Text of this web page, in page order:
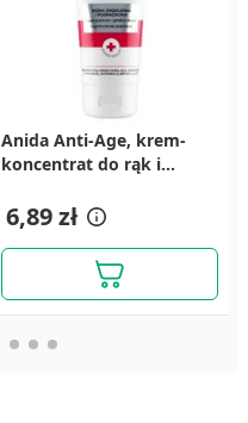
Anida Anti-Age, krem-
koncentrat do rąk i
6,89 zł